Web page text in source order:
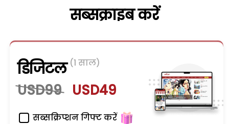
सब्सक्राइब करें
डिजिटल (1 साल)
USD99 USD49
सब्सक्रिप्शन गिफ्ट करें